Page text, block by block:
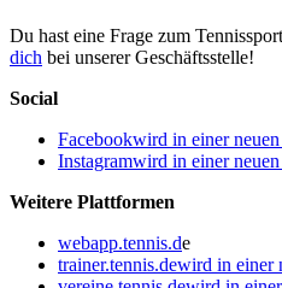
Du hast eine Frage zum
dich bei unserer Geschäftsstelle!
Social
Facebookwird in einer
Instagramwird in einer
Weitere Plattformen
webapp.tennis.de
trainer.tennis.dewird in einer